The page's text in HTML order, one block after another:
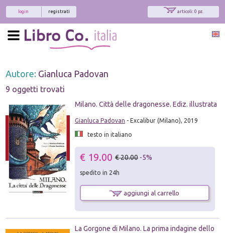
articoli: 0 pz.
registrati
login
Autore: Gianluca Padovan
9 oggetti trovati
Milano. Città delle dragonesse. Ediz. illustrata
Gianluca Padovan - Excalibur (Milano), 2019
testo in italiano
€ 19.00 € 20.00 -5%
spedito in 24h
aggiungi al carrello
La Gorgone di Milano. La prima indagine dello